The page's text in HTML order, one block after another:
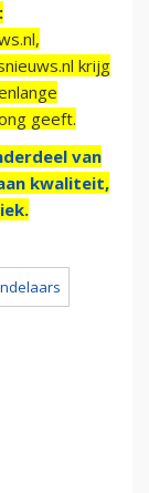
krijg
geeft.
van
kwaliteit,